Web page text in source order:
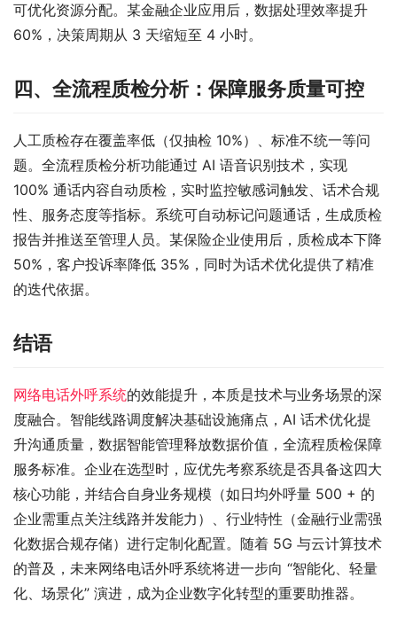
可优化资源分配。某金融企业应用后，数据处理效率提升
60%，决策周期从 3 天缩短至 4 小时。
四、全流程质检分析：保障服务质量可控
人工质检存在覆盖率低（仅抽检 10%）、标准不统一等问
题。全流程质检分析功能通过 AI 语音识别技术，实现
100% 通话内容自动质检，实时监控敏感词触发、话术合规
性、服务态度等指标。系统可自动标记问题通话，生成质检
报告并推送至管理人员。某保险企业使用后，质检成本下降
50%，客户投诉率降低 35%，同时为话术优化提供了精准
的迭代依据。
结语
网络电话外呼系统的效能提升，本质是技术与业务场景的深
度融合。智能线路调度解决基础设施痛点，AI 话术优化提
升沟通质量，数据智能管理释放数据价值，全流程质检保障
服务标准。企业在选型时，应优先考察系统是否具备这四大
核心功能，并结合自身业务规模（如日均外呼量 500 + 的
企业需重点关注线路并发能力）、行业特性（金融行业需强
化数据合规存储）进行定制化配置。随着 5G 与云计算技术
的普及，未来网络电话外呼系统将进一步向 “智能化、轻量
化、场景化” 演进，成为企业数字化转型的重要助推器。